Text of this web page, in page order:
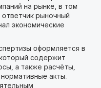
на рынке, в том
рыночный
экономические
оформляется в
содержит
а также расчёты,
акты.